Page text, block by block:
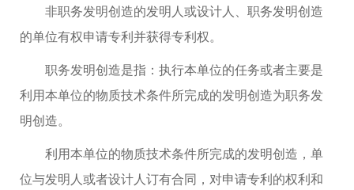
非职务发明创造的发明人或设计人、职务发明创造
的单位有权申请专利并获得专利权。
职务发明创造是指：执行本单位的任务或者主要是
利用本单位的物质技术条件所完成的发明创造为职务发
明创造。
利用本单位的物质技术条件所完成的发明创造，单
位与发明人或者设计人订有合同，对申请专利的权利和